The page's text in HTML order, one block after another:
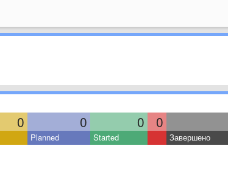
0 0 0 0
Planned Started Завершено